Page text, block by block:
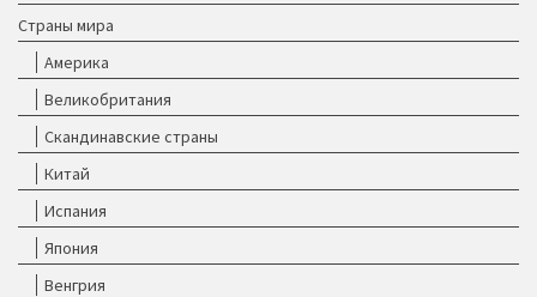
Страны мира
Америка
Великобритания
Скандинавские страны
Китай
Испания
Япония
Венгрия